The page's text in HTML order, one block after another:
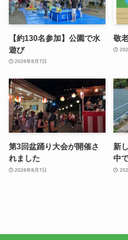
【約130名参加】公園で水
遊び
2026年8月7日
敬
第3回盆踊り大会が開催さ
れました
2026年8月7日
新
中